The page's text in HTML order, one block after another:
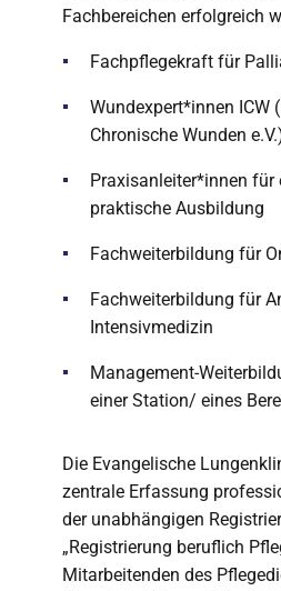
Fachbereichen erfolgreich
Fachpflegekraft für
Wundexpert*innen ICW
Chronische Wunden
Praxisanleiter*innen für
praktische Ausbildung
Fachweiterbildung für
Fachweiterbildung für
Intensivmedizin
Management-
einer Station/ eines
Die Evangelische
zentrale Erfassung
der unabhängigen
„Registrierung beruflich
Mitarbeitenden des